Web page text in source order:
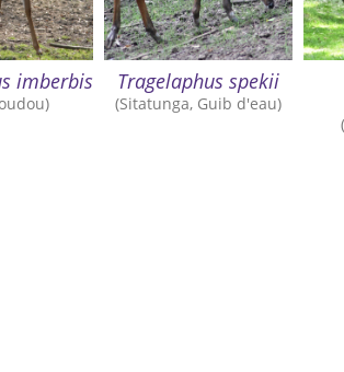
imberbis Tragelaphus spekii
(Sitatunga, Guib d'eau)